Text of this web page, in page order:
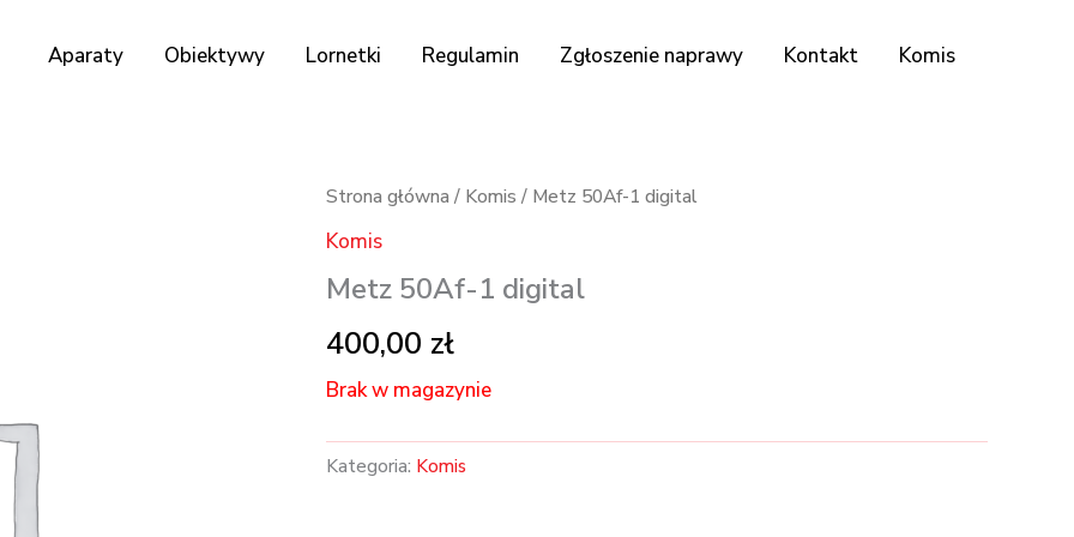
Aparaty Obiektywy Lornetki Regulamin Zgłoszenie naprawy Kontakt Komis
Strona główna / Komis / Metz 50Af-1 digital
Komis
Metz 50Af-1 digital
400,00 zł
Brak w magazynie
Kategoria: Komis